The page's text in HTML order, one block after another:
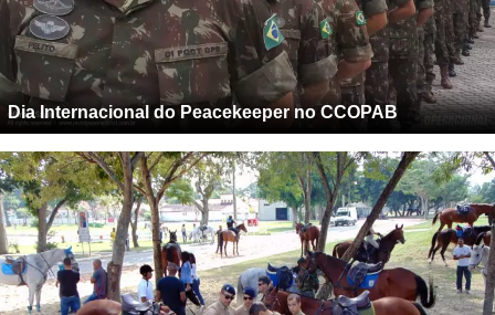
Dia Internacional do Peacekeeper no CCOPAB